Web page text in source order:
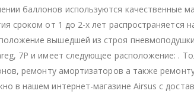
баллонов используются качественные
сроком от 1 до 2-х лет распространяется
вышедшей из строя
7P и имеет следующее расположение: .
ремонту амортизаторов а также
в нашем интернет-магазине Airsus с